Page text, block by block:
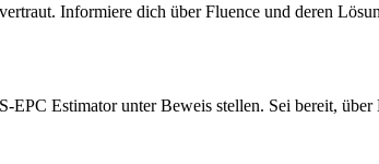
Informiere dich über Fluence und deren
Estimator unter Beweis stellen. Sei bereit,